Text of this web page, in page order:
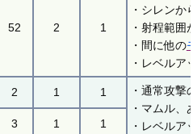
52 2 1
・シレン
・射程範
・間に他の
・レベル
2 1 1
・通常攻撃
・マムル
・レベル
3 1 1